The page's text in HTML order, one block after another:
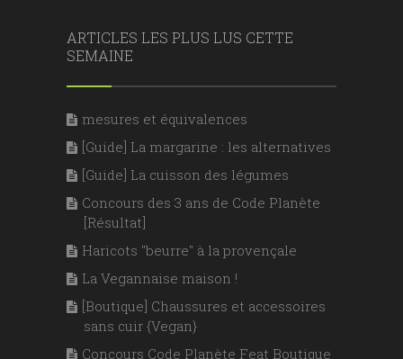
ARTICLES LES PLUS LUS CETTE
SEMAINE
mesures et équivalences
[Guide] La margarine : les alternatives
[Guide] La cuisson des légumes
Concours des 3 ans de Code Planète
[Résultat]
Haricots "beurre" à la provençale
La Vegannaise maison !
[Boutique] Chaussures et accessoires
sans cuir {Vegan}
Concours Code Planète Feat Boutique